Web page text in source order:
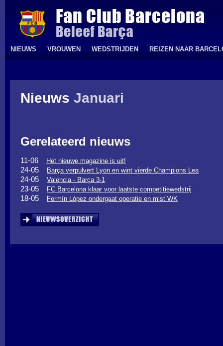
NIEUWS VROUWEN WEDSTRIJDEN REIZEN NAAR
Nieuws Januari
Gerelateerd nieuws
11-06 Het nieuwe magazine is uit!
24-05 Barça verpulvert Lyon en wint vierde Champions Lea
24-05 Valencia - Barça 3-1
23-05 FC Barcelona klaar voor laatste competitiewedstrij
18-05 Fermín López ondergaat operatie en mist WK